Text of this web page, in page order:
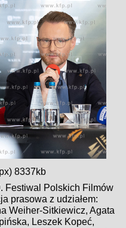
8337kb
Festiwal Polskich Filmów
prasowa z udziałem:
Weiher-Sitkiewicz, Agata
Leszek Kopeć,